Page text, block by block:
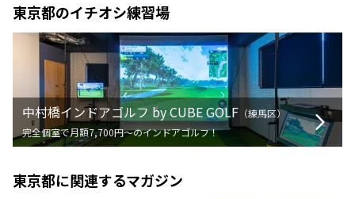
東京都のイチオシ練習場
中村橋インドアゴルフ by CUBE GOLF （練馬区）
完全個室で月額7,700円〜のインドアゴルフ！
東京都に関連するマガジン